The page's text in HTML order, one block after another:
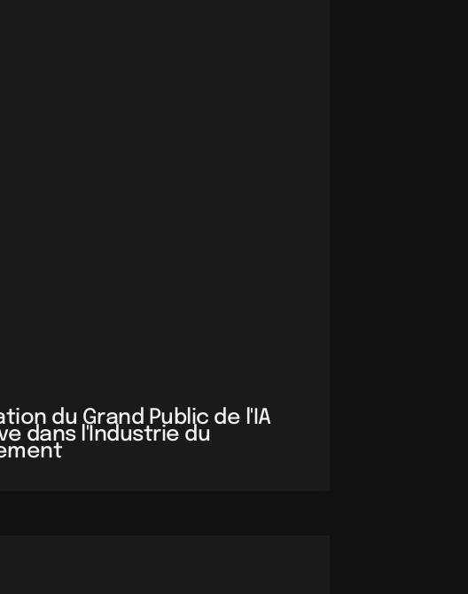
du Grand Public de l'IA
dans l'Industrie du
à l'Ère de l'IA Générative : Une Société à